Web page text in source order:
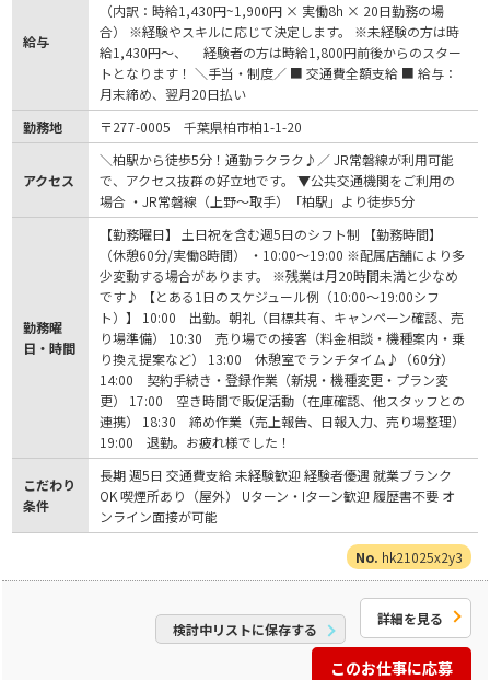
給与
（内訳：時給1,430円~1,900円 × 実働8h × 20日勤務の場
合） ※経験やスキルに応じて決定します。 ※未経験の方は時
給1,430円～、 経験者の方は時給1,800円前後からのスター
トとなります！ ＼手当・制度／ ■ 交通費全額支給 ■ 給与：
月末締め、翌月20日払い
勤務地
〒277-0005 千葉県柏市柏1-1-20
アクセス
＼柏駅から徒歩5分！通勤ラクラク♪／ JR常磐線が利用可能
で、アクセス抜群の好立地です。 ▼公共交通機関をご利用の
場合 ・JR常磐線（上野〜取手）「柏駅」より徒歩5分
勤務曜
日・時間
【勤務曜日】 土日祝を含む週5日のシフト制 【勤務時間】
（休憩60分/実働8時間） ・10:00～19:00 ※配属店舗により多
少変動する場合があります。 ※残業は月20時間未満と少なめ
です♪ 【とある1日のスケジュール例（10:00～19:00シフ
ト）】 10:00 出勤。朝礼（目標共有、キャンペーン確認、売
り場準備） 10:30 売り場での接客（料金相談・機種案内・乗
り換え提案など） 13:00 休憩室でランチタイム♪（60分）
14:00 契約手続き・登録作業（新規・機種変更・プラン変
更） 17:00 空き時間で販促活動（在庫確認、他スタッフとの
連携） 18:30 締め作業（売上報告、日報入力、売り場整理）
19:00 退勤。お疲れ様でした！
こだわり
条件
長期 週5日 交通費支給 未経験歓迎 経験者優遇 就業ブランク
OK 喫煙所あり（屋外） Uターン・Iターン歓迎 履歴書不要 オ
ンライン面接が可能
hk21025x2y3
検討中リストに保存する
詳細を見る
このお仕事に応募